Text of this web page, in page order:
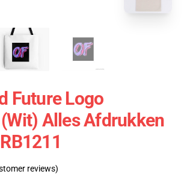
Future Logo
Alles Afdrukken
reviews)